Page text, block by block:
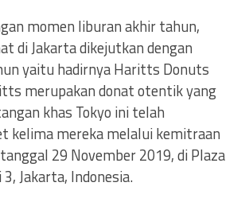
momen liburan akhir tahun,
di Jakarta dikejutkan dengan
yaitu hadirnya Haritts Donuts
merupakan donat otentik yang
khas Tokyo ini telah
kelima mereka melalui kemitraan
29 November 2019, di Plaza
Jakarta, Indonesia.